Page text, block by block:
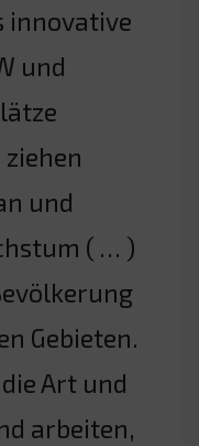
innovative
und
und
( … )
Gebieten.
Art und
arbeiten,